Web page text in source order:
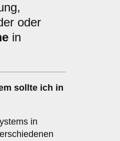
oder
in
sollte ich in
in